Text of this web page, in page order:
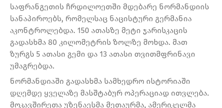
საფრანგეთის ჩრდილოეთში მდებარე ნორმანდიის
სანაპიროებს, რომელსაც ნაცისტური გერმანია
აკონტროლებდა. 150 ათასზე მეტი ჯარისკაცის
გადასხმა 80 კილომეტრის ზოლზე მოხდა. მათ
ზურგს 5 ათასი გემი და 13 ათასი თვითმფრინავი
უმაგრებდა.
ნორმანდიაში გადასხმა სამხედრო ისტორიაში
დღემდე ყველაზე მასშტაბურ ოპერაციად ითვლება.
მოკავშირეთა უზენაესმა მეთაურმა, ამერიკელმა